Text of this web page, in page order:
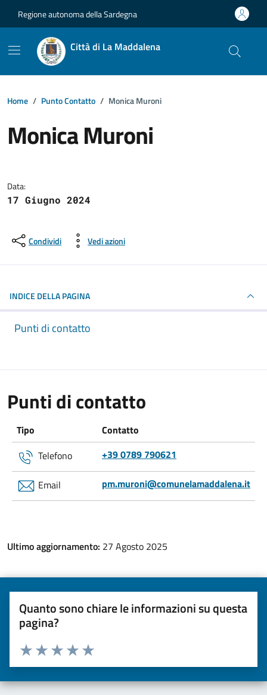
Regione autonoma della Sardegna
Città di La Maddalena
Home Punto Contatto Monica Muroni
Monica Muroni
Data:
17 Giugno 2024
Condividi Vedi azioni
INDICE DELLA PAGINA
Punti di contatto
Punti di contatto
Tipo
Contatto
Telefono
+39 0789 790621
Email pm.muroni@comunelamaddalena.it
Ultimo aggiornamento: 27 Agosto 2025
Quanto sono chiare le informazioni su questa
pagina?
Valuta da 1 a 5 stelle la pagina
Valuta 5 stelle su 5
Valuta 4 stelle su 5
Valuta 3 stelle su 5
Valuta 2 stelle su 5
Valuta una stella su 5